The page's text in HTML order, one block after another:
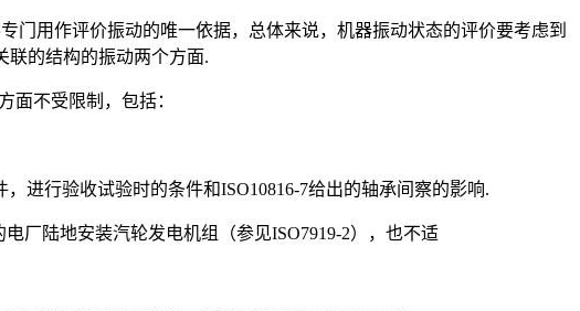
门用作评价振动的唯一依据，总体来说，机器振动状态的评价要考虑到
联的结构的振动两个方面.
面不受限制，包括：
进行验收试验时的条件和ISO10816-7给出的轴承间察的影响.
厂陆地安装汽轮发电机组（参见ISO7919-2），也不适